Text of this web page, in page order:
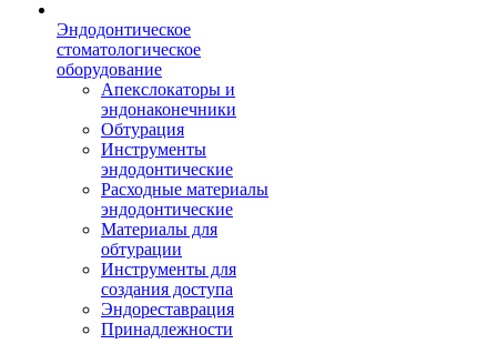
Эндодонтическое
стоматологическое
оборудование
Апекслокаторы и
эндонаконечники
Обтурация
Инструменты
эндодонтические
Расходные материалы
эндодонтические
Материалы для
обтурации
Инструменты для
создания доступа
Эндореставрация
Принадлежности